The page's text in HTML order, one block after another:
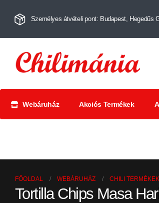
Személyes átvételi pont: Budapest, Hegedűs
Webáruház Akciós Termékek
FŐOLDAL WEBÁRUHÁZ CHILI TERMÉKEK
Tortilla Chips Masa